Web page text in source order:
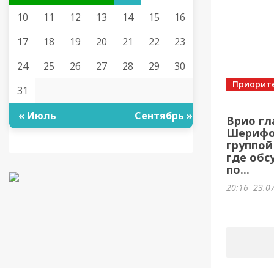
10
11 12 13 14 15
16
17
18 19 20 21 22
23
24
25 26 27 28 29
30
31
« Июль
Сентябрь »
Врио
где
по...
20:16